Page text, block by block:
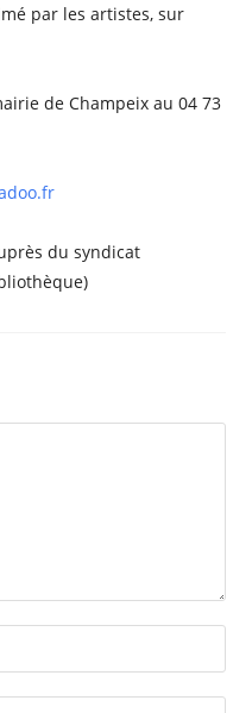
par les artistes, sur
de Champeix au 04 73
du syndicat